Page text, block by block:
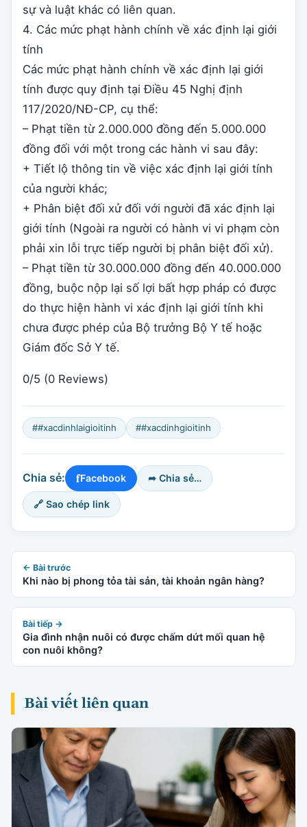
sự và luật khác có liên quan.
4. Các mức phạt hành chính về xác định lại giới
tính
Các mức phạt hành chính về xác định lại giới
tính được quy định tại Điều 45 Nghị định
117/2020/NĐ-CP, cụ thể:
– Phạt tiền từ 2.000.000 đồng đến 5.000.000
đồng đối với một trong các hành vi sau đây:
+ Tiết lộ thông tin về việc xác định lại giới tính
của người khác;
+ Phân biệt đối xử đối với người đã xác định lại
giới tính (Ngoài ra người có hành vi vi phạm còn
phải xin lỗi trực tiếp người bị phân biệt đối xử).
– Phạt tiền từ 30.000.000 đồng đến 40.000.000
đồng, buộc nộp lại số lợi bất hợp pháp có được
do thực hiện hành vi xác định lại giới tính khi
chưa được phép của Bộ trưởng Bộ Y tế hoặc
Giám đốc Sở Y tế.
0/5 (0 Reviews)
##xacdinhlaigioitinh ##xacdinhgioitinh
Chia sẻ: fFacebook ➦ Chia sẻ…
🔗 Sao chép link
← Bài trước
Khi nào bị phong tỏa tài sản, tài khoản ngân hàng?
Bài tiếp →
Gia đình nhận nuôi có được chấm dứt mối quan hệ
con nuôi không?
Bài viết liên quan